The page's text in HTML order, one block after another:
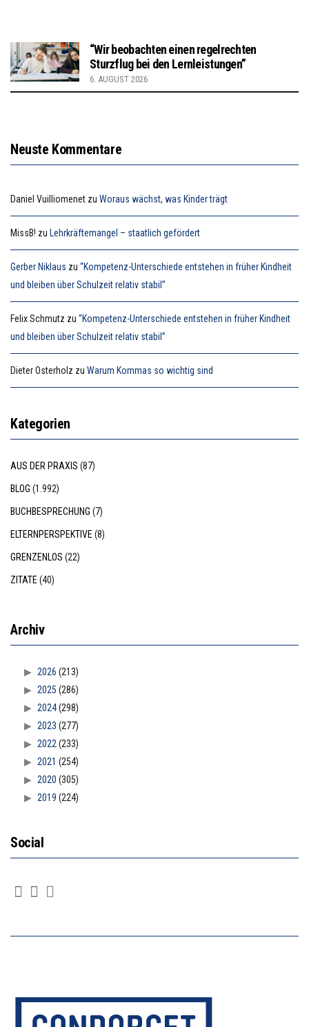
“Wir beobachten einen regelrechten
Sturzflug bei den Lernleistungen”
6. AUGUST 2026
Neuste Kommentare
Daniel Vuilliomenet zu Woraus wächst, was Kinder trägt
MissB! zu Lehrkräftemangel – staatlich gefördert
Gerber Niklaus zu “Kompetenz-Unterschiede entstehen in früher Kindheit
und bleiben über Schulzeit relativ stabil”
Felix Schmutz zu “Kompetenz-Unterschiede entstehen in früher Kindheit
und bleiben über Schulzeit relativ stabil”
Dieter Osterholz zu Warum Kommas so wichtig sind
Kategorien
AUS DER PRAXIS (87)
BLOG (1.992)
BUCHBESPRECHUNG (7)
ELTERNPERSPEKTIVE (8)
GRENZENLOS (22)
ZITATE (40)
Archiv
2026 (213)
2025 (286)
2024(298)
2023 (277)
2022 (233)
2021 (254)
2020 (305)
2019 (224)
Social